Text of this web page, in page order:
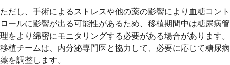
ただし、手術によるストレスや他の薬の影響により血糖コント
ロールに影響が出る可能性があるため、移植期間中は糖尿病管
理をより綿密にモニタリングする必要がある場合があります。
移植チームは、内分泌専門医と協力して、必要に応じて糖尿病
薬を調整します。